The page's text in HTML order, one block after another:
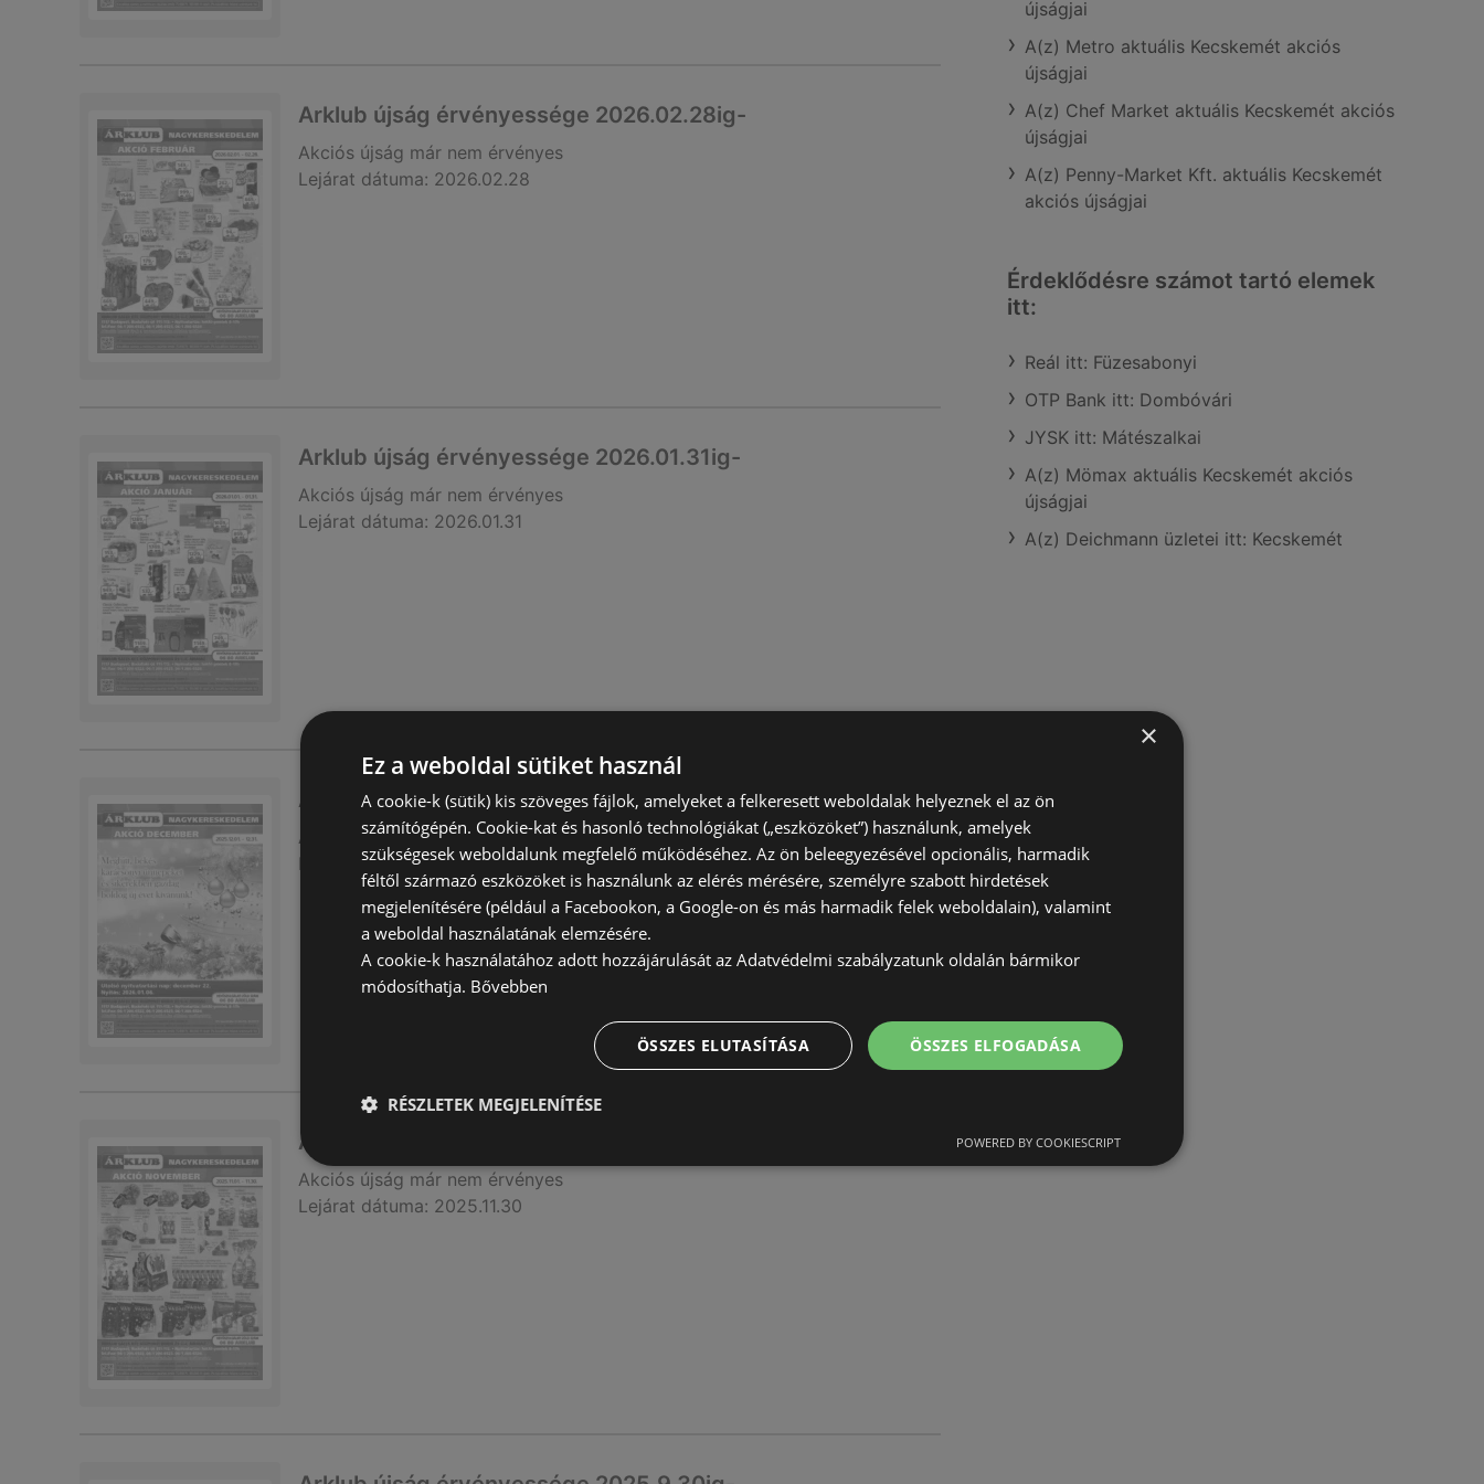
Arklub újság érvényessége 2026.02.28ig-
Akciós újság már nem érvényes
Lejárat dátuma: 2026.02.28
Arklub újság érvényessége 2026.01.31ig-
Akciós újság már nem érvényes
Lejárat dátuma: 2026.01.31
Arklub újság érvényessége 2025.12.31ig-
Akciós újság már nem érvényes
Lejárat dátuma: 2025.12.31
Arklub újság érvényessége 2025.11.30ig-
Akciós újság már nem érvényes
Lejárat dátuma: 2025.11.30
újságjai
A(z) Metro aktuális Kecskemét akciós
újságjai
A(z) Chef Market aktuális Kecskemét akciós
újságjai
A(z) Penny-Market Kft. aktuális Kecskemét
akciós újságjai
Érdeklődésre számot tartó elemek
itt:
Reál itt: Füzesabonyi
OTP Bank itt: Dombóvári
JYSK itt: Mátészalkai
A(z) Mömax aktuális Kecskemét akciós
újságjai
A(z) Deichmann üzletei itt: Kecskemét
×
Ez a weboldal sütiket használ
A cookie-k (sütik) kis szöveges fájlok, amelyeket a felkeresett weboldalak helyeznek el az ön
számítógépén. Cookie-kat és hasonló technológiákat („eszközöket”) használunk, amelyek
szükségesek weboldalunk megfelelő működéséhez. Az ön beleegyezésével opcionális, harmadik
féltől származó eszközöket is használunk az elérés mérésére, személyre szabott hirdetések
megjelenítésére (például a Facebookon, a Google-on és más harmadik felek weboldalain), valamint
a weboldal használatának elemzésére.
A cookie-k használatához adott hozzájárulását az Adatvédelmi szabályzatunk oldalán bármikor
módosíthatja. Bővebben
ÖSSZES ELFOGADÁSA
ÖSSZES ELUTASÍTÁSA
RÉSZLETEK MEGJELENÍTÉSE
POWERED BY COOKIESCRIPT